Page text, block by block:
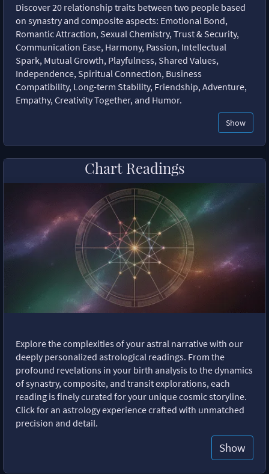
Discover 20 relationship traits between two people based
on synastry and composite aspects: Emotional Bond,
Romantic Attraction, Sexual Chemistry, Trust & Security,
Communication Ease, Harmony, Passion, Intellectual
Spark, Mutual Growth, Playfulness, Shared Values,
Independence, Spiritual Connection, Business
Compatibility, Long-term Stability, Friendship, Adventure,
Empathy, Creativity Together, and Humor.
Show
Chart Readings
Explore the complexities of your astral narrative with our
deeply personalized astrological readings. From the
profound revelations in your birth analysis to the dynamics
of synastry, composite, and transit explorations, each
reading is finely curated for your unique cosmic storyline.
Click for an astrology experience crafted with unmatched
precision and detail.
Show